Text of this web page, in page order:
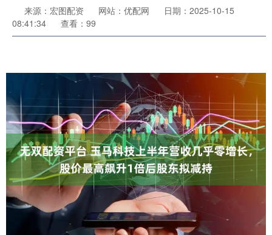
来源：宏图配资 网站：优配网
日期：2025-10-15
08:41:34
查看：99